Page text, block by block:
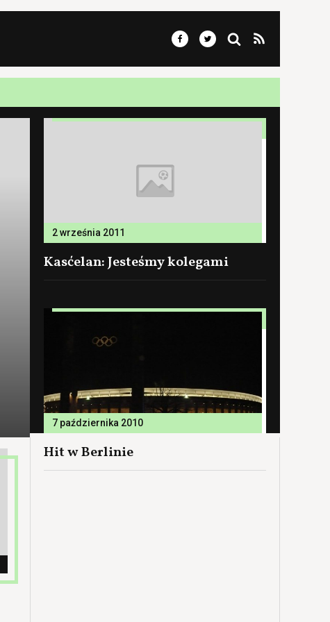
2 września 2011
Kasćelan: Jesteśmy kolegami
7 października 2010
Hit w Berlinie